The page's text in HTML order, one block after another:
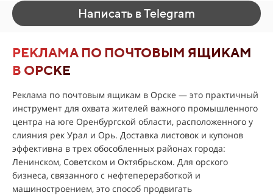
Написать в Telegram
РЕКЛАМА ПО ПОЧТОВЫМ ЯЩИКАМ
В ОРСКЕ
Реклама по почтовым ящикам в Орске — это практичный
инструмент для охвата жителей важного промышленного
центра на юге Оренбургской области, расположенного у
слияния рек Урал и Орь. Доставка листовок и купонов
эффективна в трех обособленных районах города:
Ленинском, Советском и Октябрьском. Для орского
бизнеса, связанного с нефтепереработкой и
машиностроением, это способ продвигать